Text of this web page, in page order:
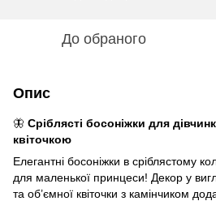
До обраного
Опис
🦋 Сріблясті босоніжки для
квіточкою
Елегантні босоніжки в сріблястому
для маленької принцеси! Декор у
та об’ємної квіточки з камінчиком